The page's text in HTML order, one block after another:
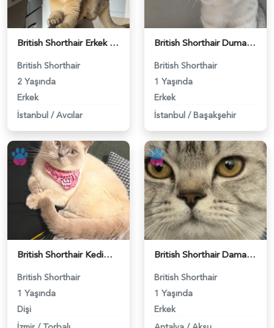
British Shorthair Erkek Kızgınlıkta - 118984651
British Shorthair
2 Yaşında
Erkek
İstanbul / Avcılar
British Shorthair Duma Eş Arıyorum - 118984650
British Shorthair
1 Yaşında
Erkek
İstanbul / Başakşehir
British Shorthair Kedime Eş Arıyorum - 118984649
British Shorthair
1 Yaşında
Dişi
British Shorthair Damadımıza Gelin Arıyoruz - 118984627
British Shorthair
1 Yaşında
Erkek